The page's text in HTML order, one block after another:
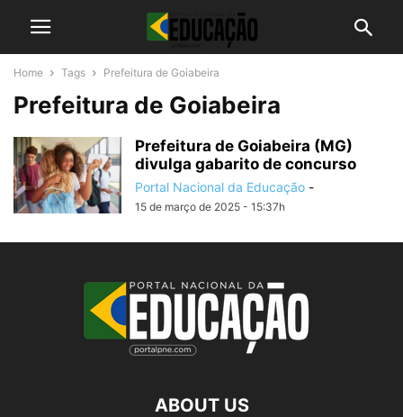
Home Tags Prefeitura de Goiabeira
Prefeitura de Goiabeira
Prefeitura de Goiabeira (MG)
divulga gabarito de concurso
Portal Nacional da Educação -
15 de março de 2025 - 15:37h
ABOUT US